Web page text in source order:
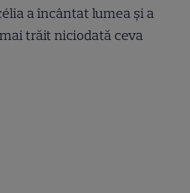
a încântat lumea și a
trăit niciodată ceva